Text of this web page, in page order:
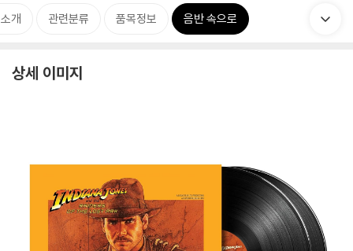
개 관련분류 품목정보 음반 속으로
상세 이미지